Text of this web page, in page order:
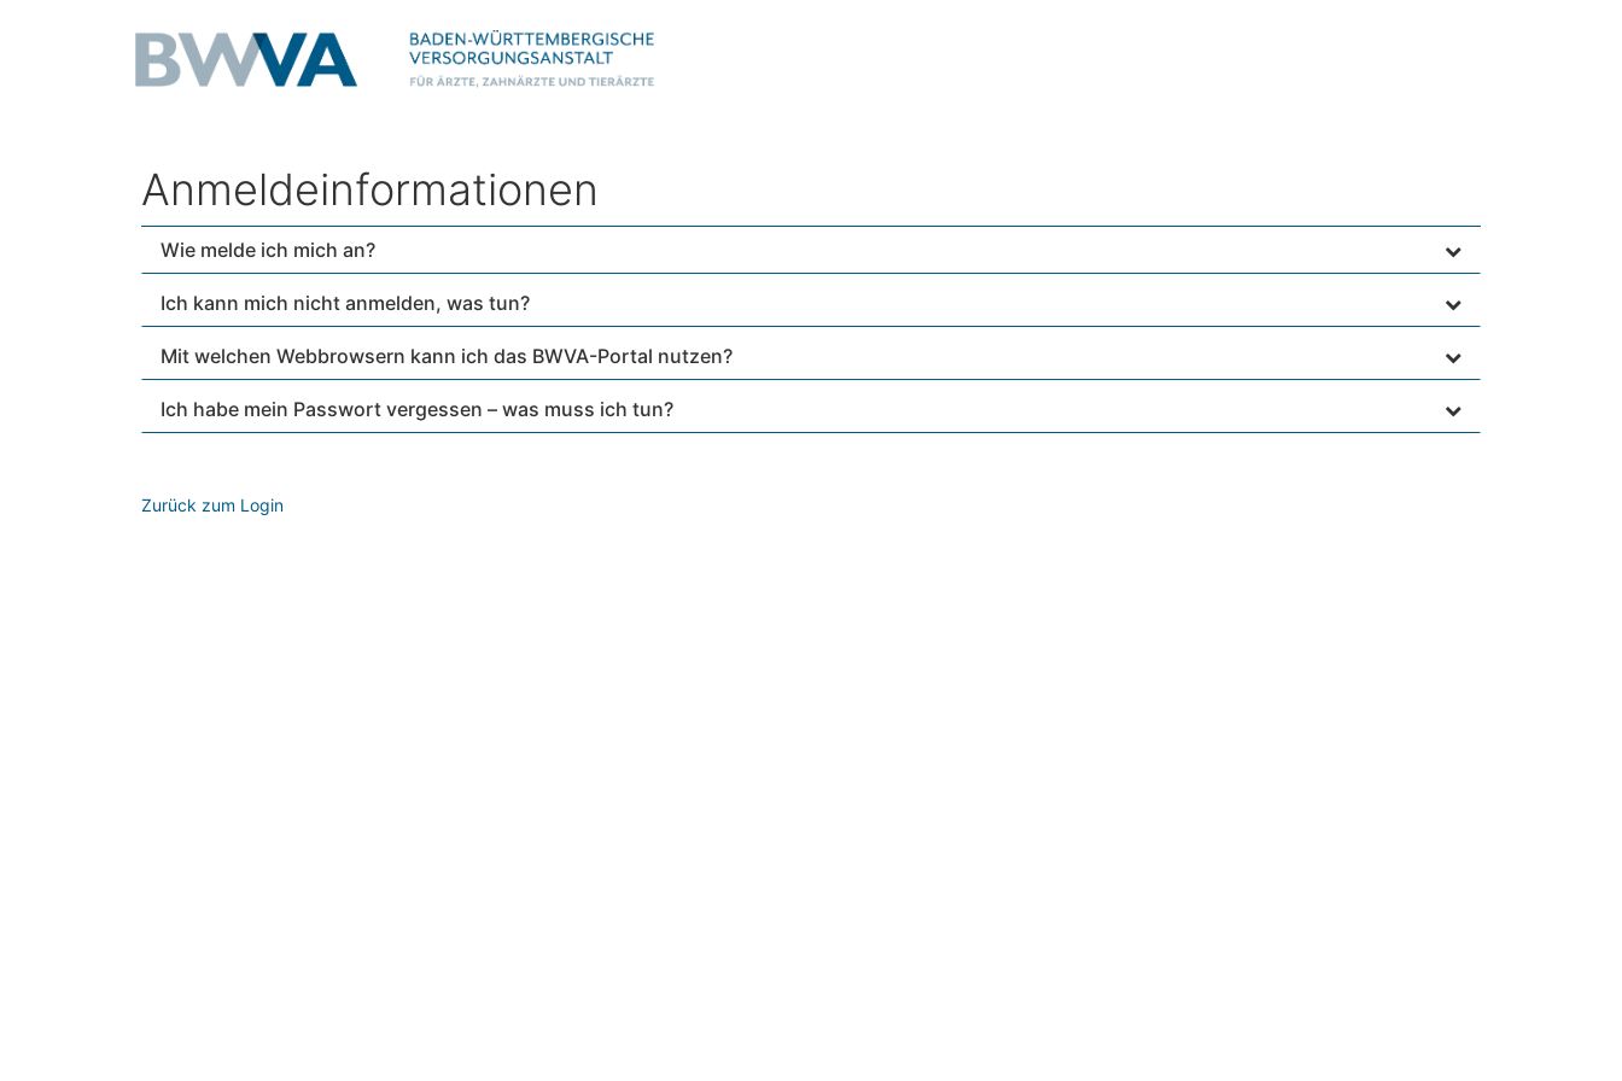
Anmeldeinformationen
Wie melde ich mich an?
Ich kann mich nicht anmelden, was tun?
Mit welchen Webbrowsern kann ich das BWVA-Portal nutzen?
Ich habe mein Passwort vergessen – was muss ich tun?
Zurück zum Login